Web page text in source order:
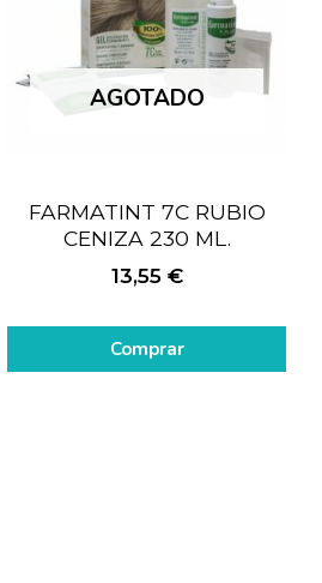
AGOTADO
FARMATINT 7C RUBIO
CENIZA 230 ML.
13,55 €
Comprar